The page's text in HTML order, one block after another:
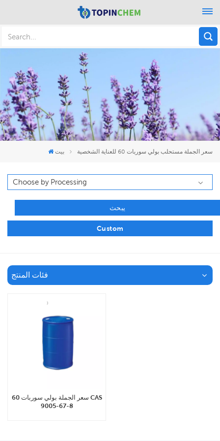
بيت سعر الجملة مستحلب بولي سوربات 60 للعناية الشخصية
يبحث
Custom
فئات المنتج
سعر الجملة بولي سوربات 60 CAS
9005-67-8